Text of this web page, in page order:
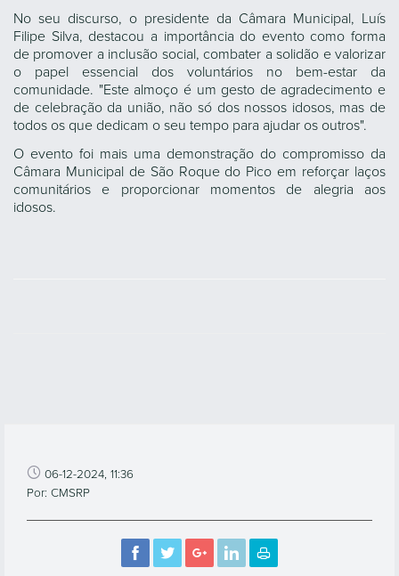
No seu discurso, o presidente da Câmara Municipal, Luís
Filipe Silva, destacou a importância do evento como forma
de promover a inclusão social, combater a solidão e valorizar
o papel essencial dos voluntários no bem-estar da
comunidade. "Este almoço é um gesto de agradecimento e
de celebração da união, não só dos nossos idosos, mas de
todos os que dedicam o seu tempo para ajudar os outros".
O evento foi mais uma demonstração do compromisso da
Câmara Municipal de São Roque do Pico em reforçar laços
comunitários e proporcionar momentos de alegria aos
idosos.
06-12-2024, 11:36
Por: CMSRP